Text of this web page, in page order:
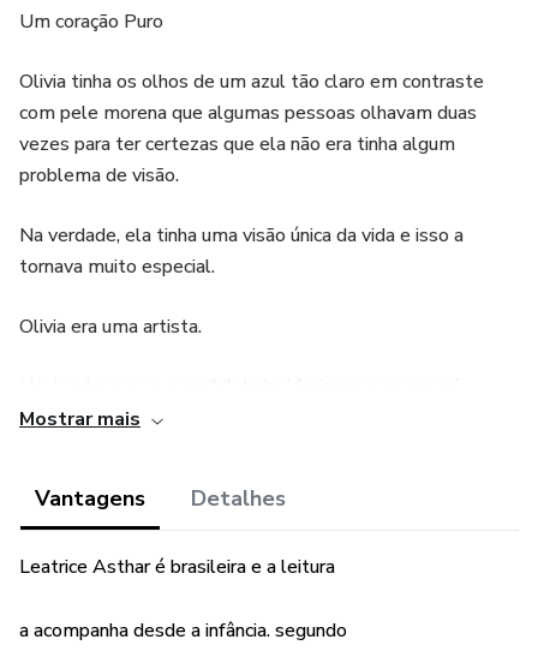
Um coração Puro
Olivia tinha os olhos de um azul tão claro em contraste
com pele morena que algumas pessoas olhavam duas
vezes para ter certezas que ela não era tinha algum
problema de visão.
Na verdade, ela tinha uma visão única da vida e isso a
tornava muito especial.
Olivia era uma artista.
cabiam a mulheres de filmes medievais. Para ele, Olivia era
entregara fácil demais, e confiante, Hauk propusera que ela
reforçou sua opinião machista. A única diferença é que,
Mostrar mais
Vantagens Detalhes
Leatrice Asthar é brasileira e a leitura
a acompanha desde a infância. segundo